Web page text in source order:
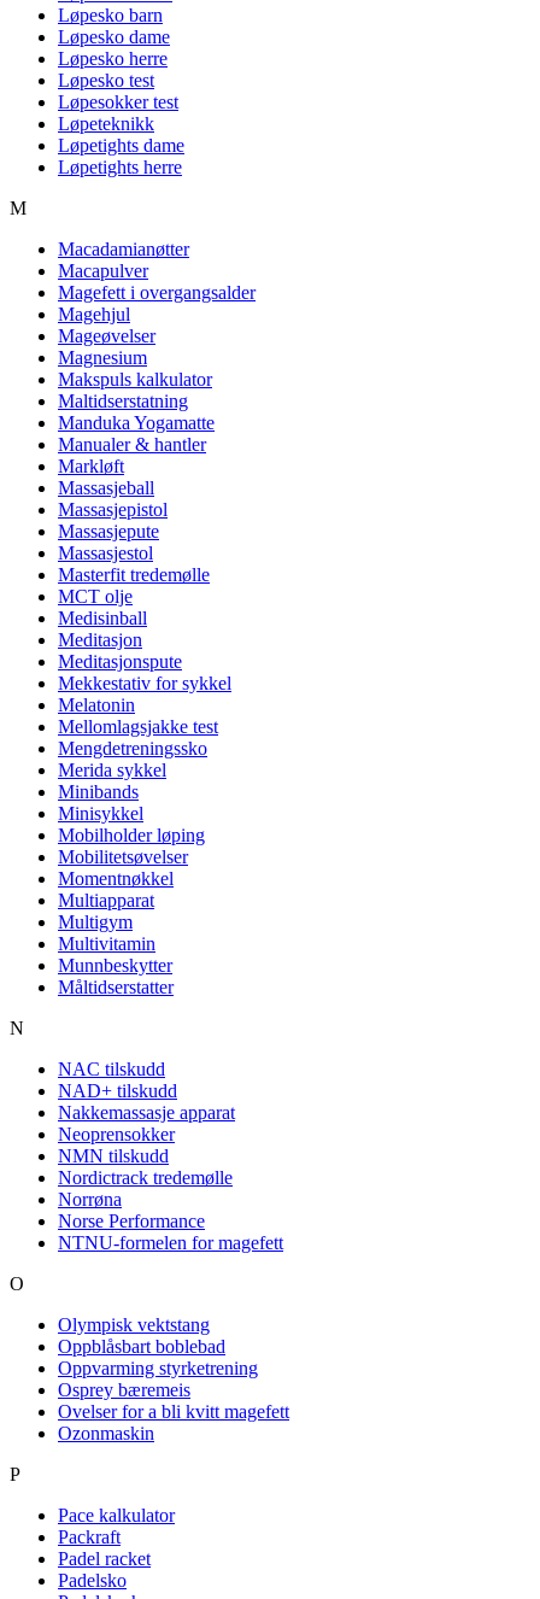
Løpesko barn
Løpesko dame
Løpesko herre
Løpesko test
Løpesokker test
Løpeteknikk
Løpetights dame
Løpetights herre
M
Macadamianøtter
Macapulver
Magefett i overgangsalder
Magehjul
Mageøvelser
Magnesium
Makspuls kalkulator
Maltidserstatning
Manduka Yogamatte
Manualer & hantler
Markløft
Massasjeball
Massasjepistol
Massasjepute
Massasjestol
Masterfit tredemølle
MCT olje
Medisinball
Meditasjon
Meditasjonspute
Mekkestativ for sykkel
Melatonin
Mellomlagsjakke test
Mengdetreningssko
Merida sykkel
Minibands
Minisykkel
Mobilholder løping
Mobilitetsøvelser
Momentnøkkel
Multiapparat
Multigym
Multivitamin
Munnbeskytter
Måltidserstatter
N
NAC tilskudd
NAD+ tilskudd
Nakkemassasje apparat
Neoprensokker
NMN tilskudd
Nordictrack tredemølle
Norrøna
Norse Performance
NTNU-formelen for magefett
O
Olympisk vektstang
Oppblåsbart boblebad
Oppvarming styrketrening
Osprey bæremeis
Ovelser for a bli kvitt magefett
Ozonmaskin
P
Pace kalkulator
Packraft
Padel racket
Padelsko